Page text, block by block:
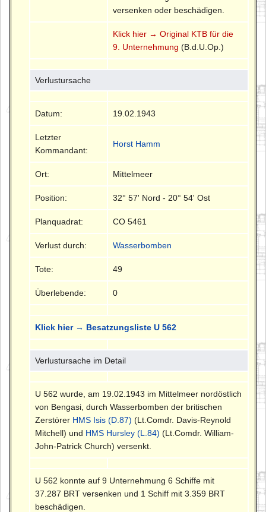
versenken oder beschädigen.
Klick hier → Original KTB für die
9. Unternehmung (B.d.U.Op.)
Verlustursache
Datum: 19.02.1943
Letzter
Kommandant:
Horst Hamm
Ort: Mittelmeer
Position: 32° 57' Nord - 20° 54' Ost
Planquadrat: CO 5461
Verlust durch: Wasserbomben
Tote: 49
Überlebende: 0
Klick hier → Besatzungsliste U 562
Verlustursache im Detail
U 562 wurde, am 19.02.1943 im Mittelmeer nordöstlich
von Bengasi, durch Wasserbomben der britischen
Zerstörer HMS Isis (D.87) (Lt.Comdr. Davis-Reynold
Mitchell) und HMS Hursley (L.84) (Lt.Comdr. William-
John-Patrick Church) versenkt.
U 562 konnte auf 9 Unternehmung 6 Schiffe mit
37.287 BRT versenken und 1 Schiff mit 3.359 BRT
beschädigen.